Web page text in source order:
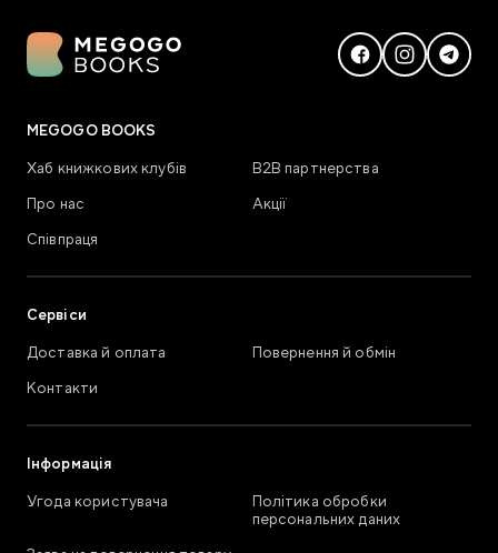
MEGOGO BOOKS
Хаб книжкових клубів
В2В партнерства
Про нас
Акції
Співпраця
Сервіси
Доставка й оплата
Повернення й обмін
Контакти
Інформація
Угода користувача
Політика обробки
персональних даних